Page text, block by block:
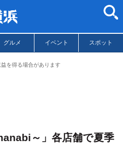
グルメ イベント スポット
を得る場合があります
～」各店舗で夏季